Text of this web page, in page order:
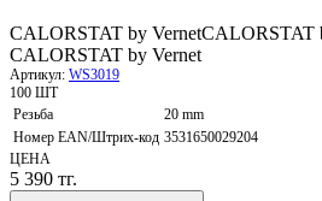
CALORSTAT by VernetCALORSTAT
CALORSTAT by Vernet
Артикул: WS3019
100 ШТ
Резьба
20 mm
Номер EAN/Штрих-код 3531650029204
ЦЕНА
5 390 тг.